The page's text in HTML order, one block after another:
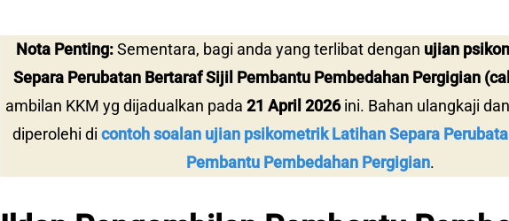
Nota Penting:Sementara, bagi anda yang terlibat dengan ujian
Separa Perubatan Bertaraf Sijil Pembantu Pembedahan Pergigian
ambilan KKM yg dijadualkan pada 21 April 2026ini. Bahan ulangkaji
diperolehi di contoh soalan ujian psikometrik Latihan Separa
Pembantu Pembedahan Pergigian.